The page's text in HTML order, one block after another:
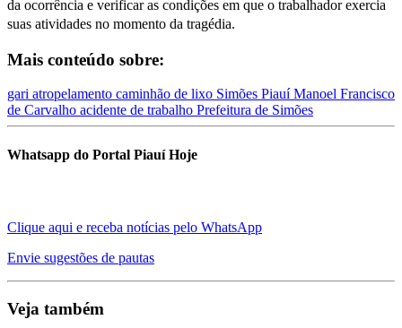
da ocorrência e verificar as condições em que o trabalhador exercia
suas atividades no momento da tragédia.
Mais conteúdo sobre:
gari atropelamento caminhão de lixo Simões PiauíManoel Francisco
de Carvalho acidente de trabalho Prefeitura de Simões
Whatsapp do Portal Piauí Hoje
Clique aqui e receba notícias pelo WhatsApp
Envie sugestões de pautas
Veja também